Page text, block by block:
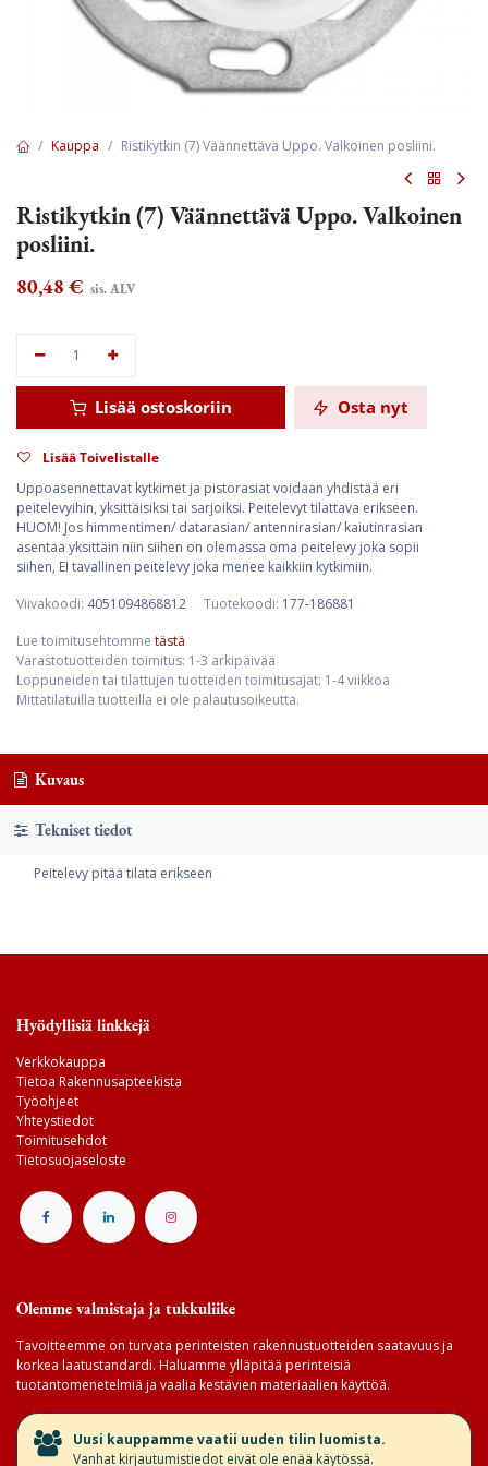
Kauppa Ristikytkin (7) Väännettävä Uppo. Valkoinen posliini.
Ristikytkin (7) Väännettävä Uppo. Valkoinen
posliini.
80,48 € sis. ALV
Lisää ostoskoriin Osta nyt
Lisää Toivelistalle
Uppoasennettavat kytkimet ja pistorasiat voidaan yhdistää eri
peitelevyihin, yksittäisiksi tai sarjoiksi. Peitelevyt tilattava erikseen.
HUOM! Jos himmentimen/ datarasian/ antennirasian/ kaiutinrasian
asentaa yksittäin niin siihen on olemassa oma peitelevy joka sopii
siihen, EI tavallinen peitelevy joka menee kaikkiin kytkimiin.
Viivakoodi: 4051094868812 Tuotekoodi: 177-186881
Lue toimitusehtomme tästä
Varastotuotteiden toimitus: 1-3 arkipäivää
Loppuneiden tai tilattujen tuotteiden toimitusajat: 1-4 viikkoa
Mittatilatuilla tuotteilla ei ole palautusoikeutta.
Kuvaus
Tekniset tiedot
Peitelevy pitää tilata erikseen
Hyödyllisiä linkkejä
Verkkokauppa
Tietoa Rakennusapteekista
Työohjeet
Yhteystiedot
Toimitusehdot
Tietosuojaseloste
Olemme valmistaja ja tukkuliike
Tavoitteemme on turvata perinteisten rakennustuotteiden saatavuus ja
korkea laatustandardi. Haluamme ylläpitää perinteisiä
tuotantomenetelmiä ja vaalia kestävien materiaalien käyttöä.
​Uusi kauppamme vaatii uuden tilin luomista.
Vanhat kirjautumistiedot eivät ole enää käytössä.